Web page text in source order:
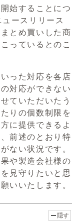
始することにつ
ースリリース
とめ買いした商
っているとのこ
った対応を各店
対応ができない
ていただいたう
りの個数制限を
に提供できるよ
前述のとおり特
ない状況です。
や製造会社様の
見守りたいと思
いいたします。
隠す